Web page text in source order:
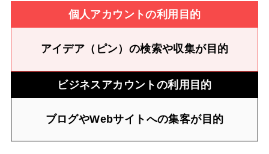
個人アカウントの利用目的
アイデア（ピン）の検索や収集が目的
ビジネスアカウントの利用目的
ブログやWebサイトへの集客が目的